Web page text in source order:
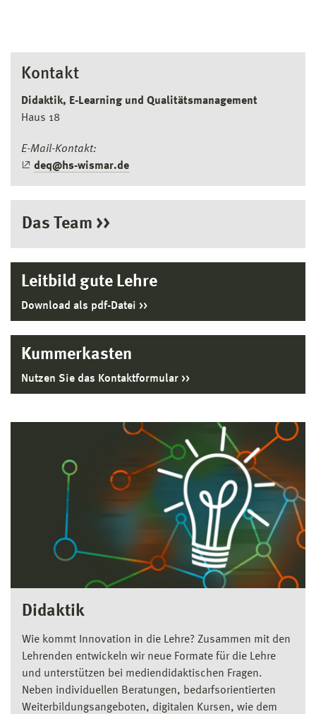
Kontakt
Didaktik, E-Learning und Qualitätsmanagement
Haus 18
E-Mail-Kontakt:
deq@hs-wismar.de
Das Team >>
Leitbild gute Lehre
Download als pdf-Datei
Kummerkasten
Nutzen Sie das Kontaktformular
Didaktik
Wie kommt Innovation in die Lehre? Zusammen mit den
Lehrenden entwickeln wir neue Formate für die Lehre
und unterstützen bei mediendidaktischen Fragen.
Neben individuellen Beratungen, bedarfsorientierten
Weiterbildungsangeboten, digitalen Kursen, wie dem